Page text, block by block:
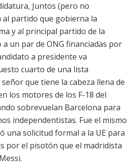
Juntos (pero no
partido que gobierna la
y al principal partido de la
un par de ONG financiadas por
a presidente va
cuarto de una lista
que tiene la cabeza llena de
los motores de los F-18 del
sobrevuelan Barcelona para
independentistas. Fue el mismo
una solicitud formal a la UE para
por el pisotón que el madridista